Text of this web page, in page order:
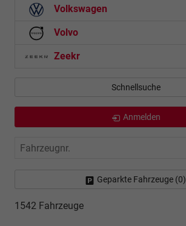
Volkswagen
Volvo
Zeekr
Schnellsuche
Anmelden
Fahrzeugnr.
Geparkte Fahrzeuge (0)
1542 Fahrzeuge